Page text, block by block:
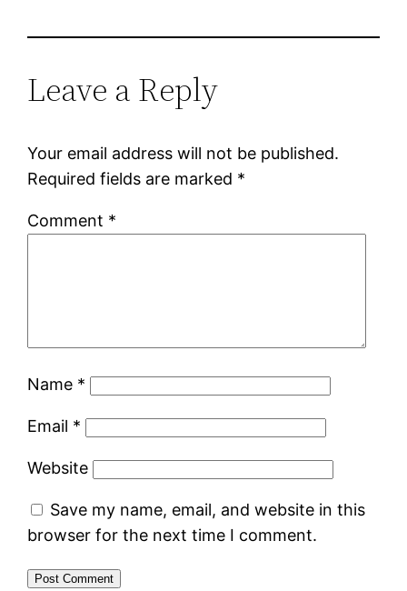
Leave a Reply
Your email address will not be published.
Required fields are marked *
Comment *
Name *
Email *
Website
Save my name, email, and website in this
browser for the next time I comment.